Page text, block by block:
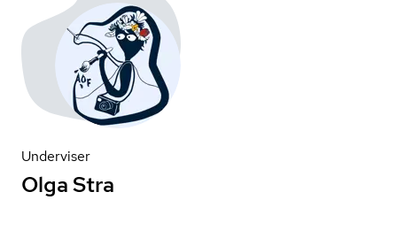
Underviser
Olga Stra